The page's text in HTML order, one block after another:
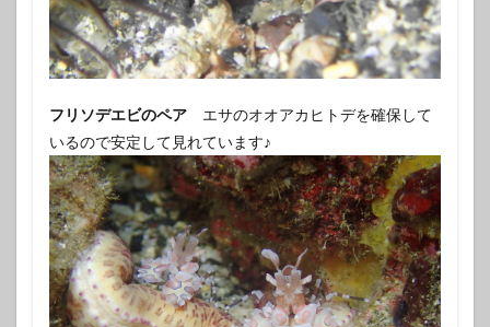
フリソデエビのペア エサのオオアカヒトデを確保して
いるので安定して見れています♪